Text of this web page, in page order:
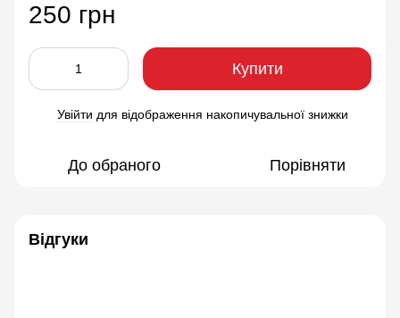
250 грн
Купити
Увійти для відображення накопичувальної знижки
До обраного Порівняти
Відгуки